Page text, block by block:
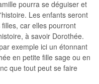
pourra se déguiser et
Les enfants seront
car elles pourront
à savoir Dorothée.
exemple ici un étonnant
en petite fille sage ou en
que tout peut se faire